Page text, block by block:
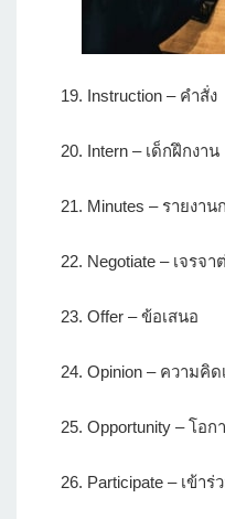
19. Instruction – คำสั่ง
20. Intern – เด็กฝึกงาน
21. Minutes – รายงา
22. Negotiate – เจรจา
23. Offer – ข้อเสนอ
24. Opinion – ความคิด
25. Opportunity – โอก
26. Participate – เข้าร่